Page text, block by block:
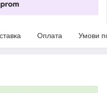
Оплата Умови